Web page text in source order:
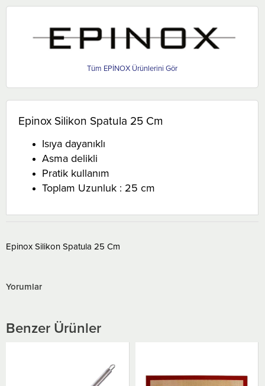
EPİNOX
Epinox Silikon Spatula 25 Cm
Isıya dayanıklı
Asma delikli
Pratik kullanım
Toplam Uzunluk : 25 cm
Epinox Silikon Spatula 25 Cm
Yorumlar
Benzer Ürünler